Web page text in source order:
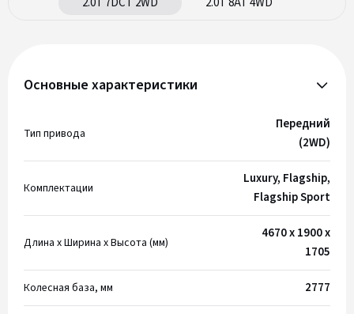
Основные характеристики
Тип привода
Передний
(2WD)
Комплектации
Luxury, Flagship,
Flagship Sport
Длина х Ширина x Высота (мм)
4670 x 1900 x
1705
Колесная база, мм 2777